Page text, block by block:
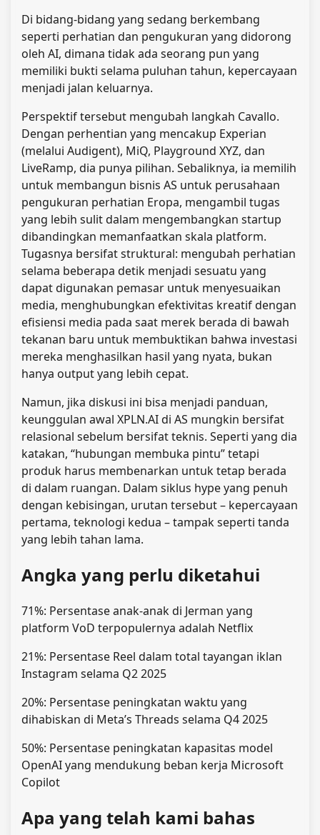
Di bidang-bidang yang sedang berkembang
seperti perhatian dan pengukuran yang didorong
oleh AI, dimana tidak ada seorang pun yang
memiliki bukti selama puluhan tahun, kepercayaan
menjadi jalan keluarnya.
Perspektif tersebut mengubah langkah Cavallo.
Dengan perhentian yang mencakup Experian
(melalui Audigent), MiQ, Playground XYZ, dan
LiveRamp, dia punya pilihan. Sebaliknya, ia memilih
untuk membangun bisnis AS untuk perusahaan
pengukuran perhatian Eropa, mengambil tugas
yang lebih sulit dalam mengembangkan startup
dibandingkan memanfaatkan skala platform.
Tugasnya bersifat struktural: mengubah perhatian
selama beberapa detik menjadi sesuatu yang
dapat digunakan pemasar untuk menyesuaikan
media, menghubungkan efektivitas kreatif dengan
efisiensi media pada saat merek berada di bawah
tekanan baru untuk membuktikan bahwa investasi
mereka menghasilkan hasil yang nyata, bukan
hanya output yang lebih cepat.
Namun, jika diskusi ini bisa menjadi panduan,
keunggulan awal XPLN.AI di AS mungkin bersifat
relasional sebelum bersifat teknis. Seperti yang dia
katakan, “hubungan membuka pintu” tetapi
produk harus membenarkan untuk tetap berada
di dalam ruangan. Dalam siklus hype yang penuh
dengan kebisingan, urutan tersebut – kepercayaan
pertama, teknologi kedua – tampak seperti tanda
yang lebih tahan lama.
Angka yang perlu diketahui
71%: Persentase anak-anak di Jerman yang
platform VoD terpopulernya adalah Netflix
21%: Persentase Reel dalam total tayangan iklan
Instagram selama Q2 2025
20%: Persentase peningkatan waktu yang
dihabiskan di Meta’s Threads selama Q4 2025
50%: Persentase peningkatan kapasitas model
OpenAI yang mendukung beban kerja Microsoft
Copilot
Apa yang telah kami bahas